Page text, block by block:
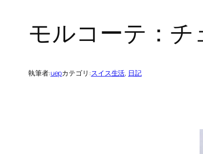
モルコーテ：
執筆者:uepカテゴリ:スイス生活, 日記